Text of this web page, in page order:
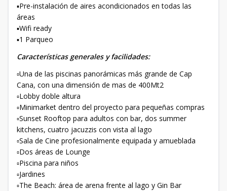
▪️Pre-instalación de aires acondicionados en todas las
áreas
▪️Wifi ready
▪️1 Parqueo
Características generales y facilidades:
▫️Una de las piscinas panorámicas más grande de Cap
Cana, con una dimensión de mas de 400Mt2
▫️Lobby doble altura
▫️Minimarket dentro del proyecto para pequeñas compras
▫️Sunset Rooftop para adultos con bar, dos summer
kitchens, cuatro jacuzzis con vista al lago
▫️Sala de Cine profesionalmente equipada y amueblada
▫️Dos áreas de Lounge
▫️Piscina para niños
▫️Jardines
▫️The Beach: área de arena frente al lago y Gin Bar